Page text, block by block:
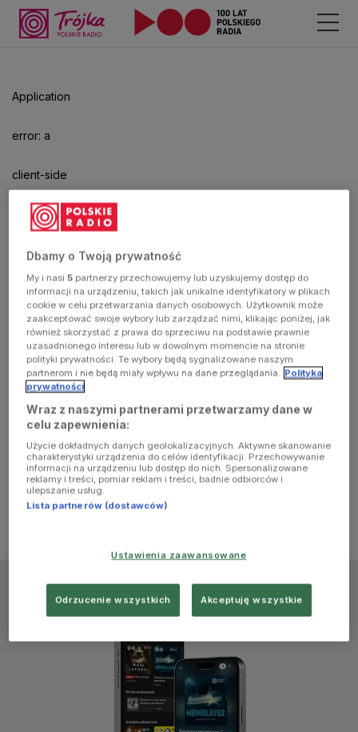
Application
error: a
client-side
exception
has
occurred
(see the
browser
console for
more
information)
Dbamy o Twoją prywatność
My i nasi5 partnerzy przechowujemy lub uzyskujemy dostęp do
informacji na urządzeniu, takich jak unikalne identyfikatory w plikach
cookie w celu przetwarzania danych osobowych. Użytkownik może
zaakceptować swoje wybory lub zarządzać nimi, klikając poniżej, jak
również skorzystać z prawa do sprzeciwu na podstawie prawnie
uzasadnionego interesu lub w dowolnym momencie na stronie
polityki prywatności. Te wybory będą sygnalizowane naszym
partnerom i nie będą miały wpływu na dane przeglądania. Polityka
prywatności
Wraz z naszymi partnerami przetwarzamy dane w
celu zapewnienia:
Użycie dokładnych danych geolokalizacyjnych. Aktywne skanowanie
charakterystyki urządzenia do celów identyfikacji. Przechowywanie
informacji na urządzeniu lub dostęp do nich. Spersonalizowane
reklamy i treści, pomiar reklam i treści, badnie odbiorców i
ulepszanie usług.
Lista partnerów (dostawców)
Ustawienia zaawansowane
Odrzucenie wszystkich Akceptuję wszystkie